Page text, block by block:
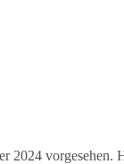
2024 vorgesehen.